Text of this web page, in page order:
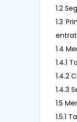
1.2
1.3
1.4
1.4.1
1.4.2
1.4.3
1.5
1.5.1